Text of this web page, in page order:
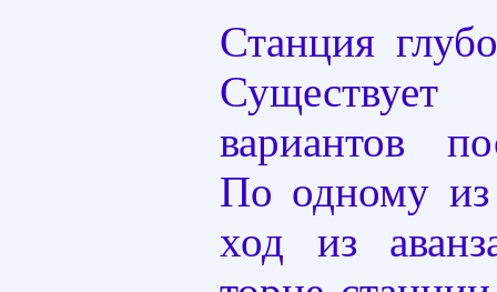
Станция
вариантов
По одному
ход из